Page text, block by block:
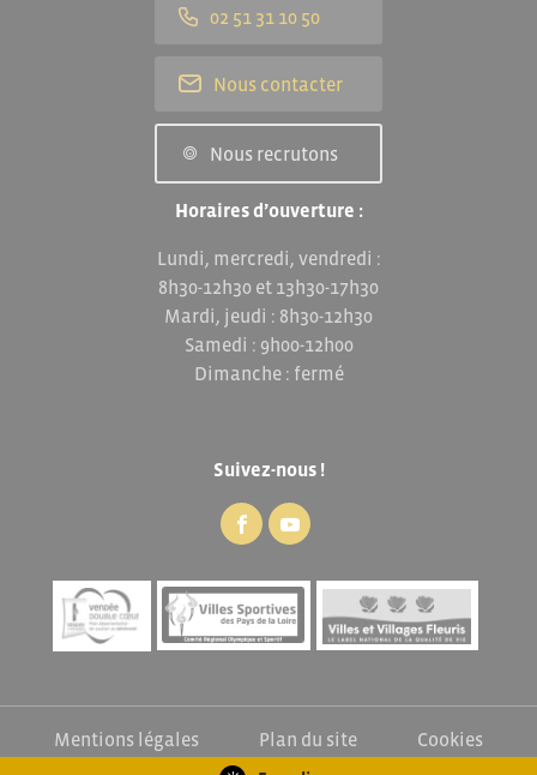
02 51 31 10 50
Nous contacter
Nous recrutons
Horaires d’ouverture :
Lundi, mercredi, vendredi :
8h30-12h30 et 13h30-17h30
Mardi, jeudi : 8h30-12h30
Samedi : 9h00-12h00
Dimanche : fermé
Suivez-nous !
Mentions légales Plan du site
Cookies
Exercez vos droits